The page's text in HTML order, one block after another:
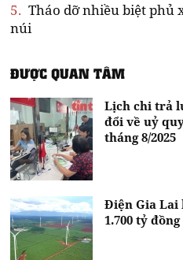
5. Tháo dỡ nhiều biệt phủ
núi
ĐƯỢC QUAN TÂM
Lịch chi trả
đổi về uỷ
tháng 8/2025
Điện Gia Lai
1.700 tỷ